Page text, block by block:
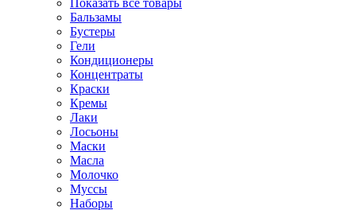
Показать все товары
Бальзамы
Бустеры
Гели
Кондиционеры
Концентраты
Краски
Кремы
Лаки
Лосьоны
Маски
Масла
Молочко
Муссы
Наборы